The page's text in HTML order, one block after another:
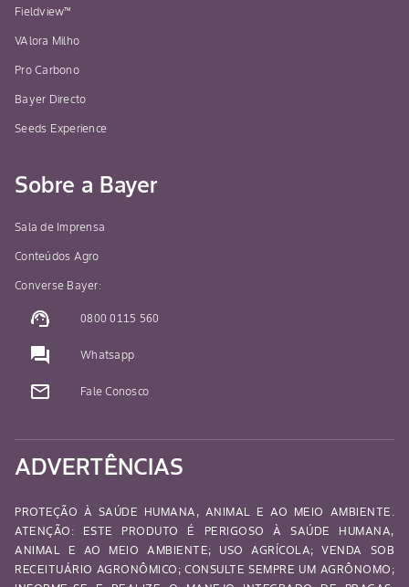
Fieldview™
VAlora Milho
Pro Carbono
Bayer Directo
Seeds Experience
Sobre a Bayer
Sala de Imprensa
Conteúdos Agro
Converse Bayer:
support_agent 0800 0115 560
question_answer Whatsapp
mail_outline Fale Conosco
ADVERTÊNCIAS
PROTEÇÃO À SAÚDE HUMANA, ANIMAL E AO MEIO AMBIENTE.
ATENÇÃO: ESTE PRODUTO É PERIGOSO À SAÚDE HUMANA,
ANIMAL E AO MEIO AMBIENTE; USO AGRÍCOLA; VENDA SOB
RECEITUÁRIO AGRONÔMICO; CONSULTE SEMPRE UM AGRÔNOMO;